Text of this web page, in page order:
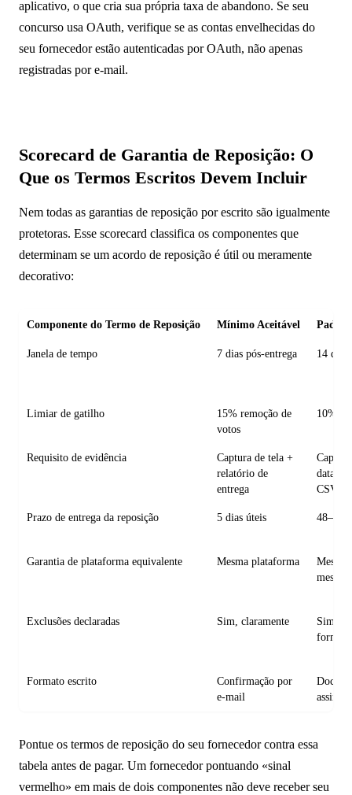
aplicativo, o que cria sua própria taxa de abandono. Se seu
concurso usa OAuth, verifique se as contas envelhecidas do
seu fornecedor estão autenticadas por OAuth, não apenas
registradas por e-mail.
Scorecard de Garantia de Reposição: O
Que os Termos Escritos Devem Incluir
Nem todas as garantias de reposição por escrito são igualmente
protetoras. Esse scorecard classifica os componentes que
determinam se um acordo de reposição é útil ou meramente
decorativo:
Componente do Termo de Reposição Mínimo Aceitável
Janela de tempo 7 dias pós-entrega 14 dias
Limiar de gatilho
15% remoção de
votos
10%
Requisito de evidência
Captura de tela +
relatório de
entrega
data/
CSV
Prazo de entrega da reposição 5 dias úteis 48–72
Garantia de plataforma equivalente Mesma plataforma
mesmo
Exclusões declaradas Sim, claramente
Sim,
forma
Formato escrito
Confirmação por
e-mail
Pontue os termos de reposição do seu fornecedor contra essa
tabela antes de pagar. Um fornecedor pontuando «sinal
vermelho» em mais de dois componentes não deve receber seu